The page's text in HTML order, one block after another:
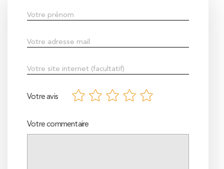
Votre avis
Votre commentaire